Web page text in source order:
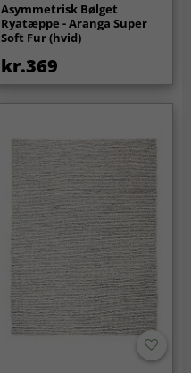
Asymmetrisk Bølget
Ryatæppe - Aranga Super
Soft Fur (hvid)
kr.369